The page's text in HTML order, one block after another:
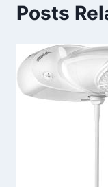
Posts